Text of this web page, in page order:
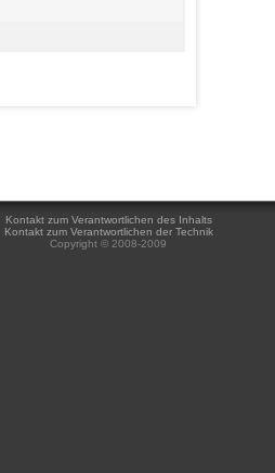
Kontakt zum Verantwortlichen des Inhalts
Kontakt zum Verantwortlichen der Technik
Copyright © 2008-2009